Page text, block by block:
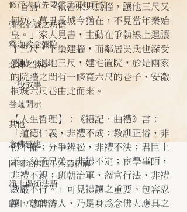
修行人首先要具足正知正見
彌陀名號之功德
釋迦教念彌陀
念佛之勝妙
一般故事
菩薩開示
其他
念佛感應
阿彌陀佛四十八願精解
淨土偈頌法語
四十八願問答
一首詩「一紙書來只為牆，讓他三尺又
何妨，萬里長城今猶在，不見當年秦始
皇。」家人見書，主動在爭執線上退讓
了三尺，下壘建牆，而鄰居吳氏也深受
感動，退地三尺，建宅置院，於是兩家
的院牆之間有一條寬六尺的巷子，安徽
桐城六尺巷由此而來。
【人生哲理】：《禮記．曲禮》言：
「道德仁義，非禮不成；教訓正俗，非
禮不備；分爭辨訟，非禮不決；君臣上
下，父子兄弟，非禮不定；宦學事師，
非禮不親；班朝治軍，蒞官行法，非禮
威嚴不行。」可見禮讓之重要。包容忍
讓，慈善待人，乃是身為念佛人應具之